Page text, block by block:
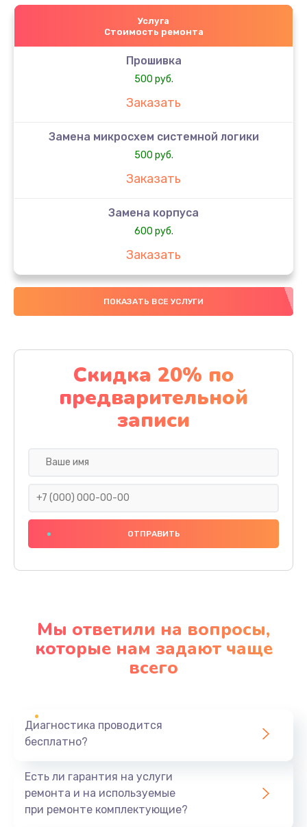
Услуга
Стоимость ремонта
Прошивка
500 руб.
Заказать
Замена микросхем системной логики
500 руб.
Заказать
Замена корпуса
600 руб.
Заказать
Замена датчиков
500 руб.
Замена конденсатора
500 руб.
Заказать
Замена передней панели
1000 руб.
Заказать
Замена зуммера
Восстановление после попадания влаги
Заказать
ПОКАЗАТЬ ВСЕ УСЛУГИ
Скидка 20% по
предварительной
записи
Мы ответили на вопросы,
которые нам задают чаще
всего
Диагностика проводится
бесплатно?
Есть ли гарантия на услуги
ремонта и на используемые
при ремонте комплектующие?